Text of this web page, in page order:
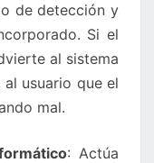
de detección y
Si el
al sistema
usuario que el
mal.
: Actúa